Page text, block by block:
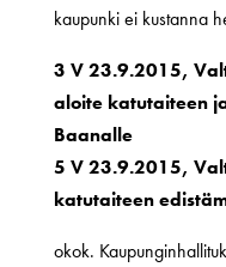
kaupunki ei kustanna
3 V 23.9.2015,
aloite katutaiteen
Baanalle
5 V 23.9.2015,
katutaiteen
okok.